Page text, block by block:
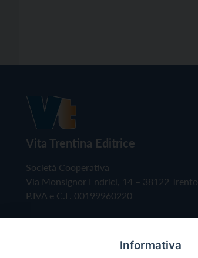
Vita Trentina Editrice
Società Cooperativa
Via Monsignor Endrici, 14 – 38122 Trento
P.IVA e C.F. 00199960220
Informativa